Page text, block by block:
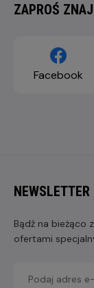
ZAPROŚ
Facebook
NEWSLETTER
Bądź na bieżąco
ofertami